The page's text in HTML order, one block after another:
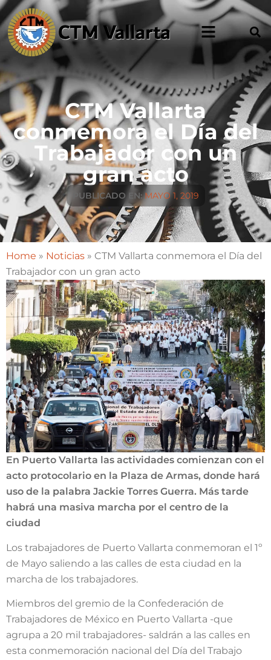
CTM Vallarta
conmemora el Día del
Trabajador con un
gran acto
PUBLICADO EN: MAYO 1, 2019
Home » Noticias » CTM Vallarta conmemora el Día del
Trabajador con un gran acto
En Puerto Vallarta las actividades comienzan con el
acto protocolario en la Plaza de Armas, donde hará
uso de la palabra Jackie Torres Guerra. Más tarde
habrá una masiva marcha por el centro de la
ciudad
Los trabajadores de Puerto Vallarta conmemoran el 1º
de Mayo saliendo a las calles de esta ciudad en la
marcha de los trabajadores.
Miembros del gremio de la Confederación de
Trabajadores de México en Puerto Vallarta -que
agrupa a 20 mil trabajadores- saldrán a las calles en
esta conmemoración nacional del Día del Trabajo